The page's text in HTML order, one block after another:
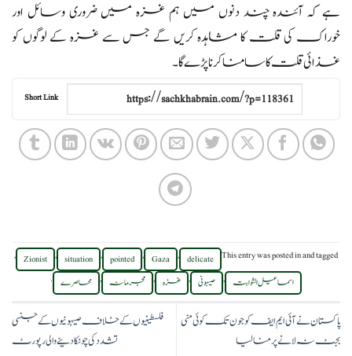
ہے کہ آئندہ چند دنوں میں ہم غزہ میں ضروری وسائل اور
خوراک کی قلت کا مشاہدہ کریں گے جس سے غزہ کے لوگوں کو
غذائی قلت کا سامنا کرنا پڑے گا۔
Short Link
This entry was posted inand tagged
delicate
,
Gaza
,
pointed
,
situation
,
Zionist
,
اسماعیل الثوابتہ , صیہونی , غزہ , مجرمانہ , محاصرے .
پاکستان نے آئی ایم ایف کو جون تک کوئی منی
بجٹ نہ لانے پر منا لیا
فلسطینیوں کے خلاف صیہونیوں کے جنسی
تشدد کی چونکا دینے والی رپورٹ